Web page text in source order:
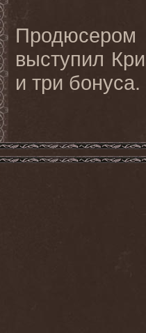
Продюсером
выступил
и три бонуса.